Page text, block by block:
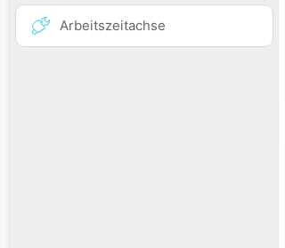
Arbeitszeitachse